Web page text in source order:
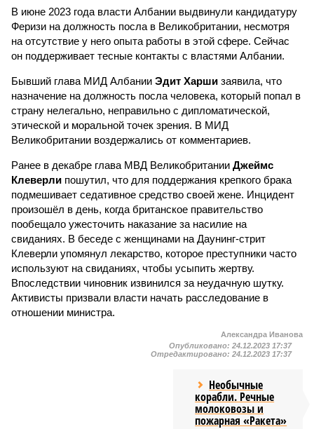
В июне 2023 года власти Албании выдвинули кандидатуру
Феризи на должность посла в Великобритании, несмотря
на отсутствие у него опыта работы в этой сфере. Сейчас
он поддерживает тесные контакты с властями Албании.
Бывший глава МИД Албании Эдит Харши заявила, что
назначение на должность посла человека, который попал в
страну нелегально, неправильно с дипломатической,
этической и моральной точек зрения. В МИД
Великобритании воздержались от комментариев.
Ранее в декабре глава МВД Великобритании Джеймс
Клеверли пошутил, что для поддержания крепкого брака
подмешивает седативное средство своей жене. Инцидент
произошёл в день, когда британское правительство
пообещало ужесточить наказание за насилие на
свиданиях. В беседе с женщинами на Даунинг-стрит
Клеверли упомянул лекарство, которое преступники часто
используют на свиданиях, чтобы усыпить жертву.
Впоследствии чиновник извинился за неудачную шутку.
Активисты призвали власти начать расследование в
отношении министра.
Александра Иванова
Опубликовано: 24.12.2023 17:37
Отредактировано: 24.12.2023 17:37
Необычные
корабли. Речные
молоковозы и
пожарная «Ракета»